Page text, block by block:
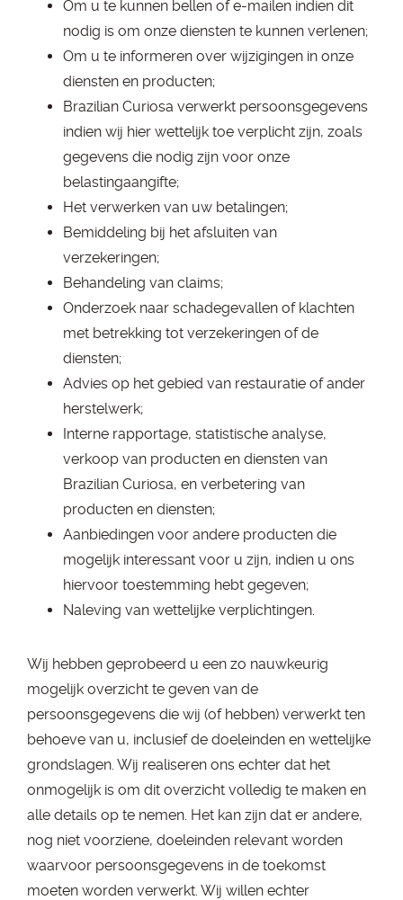
Om u te kunnen bellen of e-mailen indien dit
nodig is om onze diensten te kunnen verlenen;
Om u te informeren over wijzigingen in onze
diensten en producten;
Brazilian Curiosa verwerkt persoonsgegevens
indien wij hier wettelijk toe verplicht zijn, zoals
gegevens die nodig zijn voor onze
belastingaangifte;
Het verwerken van uw betalingen;
Bemiddeling bij het afsluiten van
verzekeringen;
Behandeling van claims;
Onderzoek naar schadegevallen of klachten
met betrekking tot verzekeringen of de
diensten;
Advies op het gebied van restauratie of ander
herstelwerk;
Interne rapportage, statistische analyse,
verkoop van producten en diensten van
Brazilian Curiosa, en verbetering van
producten en diensten;
Aanbiedingen voor andere producten die
mogelijk interessant voor u zijn, indien u ons
hiervoor toestemming hebt gegeven;
Naleving van wettelijke verplichtingen.
Wij hebben geprobeerd u een zo nauwkeurig
mogelijk overzicht te geven van de
persoonsgegevens die wij (of hebben) verwerkt ten
behoeve van u, inclusief de doeleinden en wettelijke
grondslagen. Wij realiseren ons echter dat het
onmogelijk is om dit overzicht volledig te maken en
alle details op te nemen. Het kan zijn dat er andere,
nog niet voorziene, doeleinden relevant worden
waarvoor persoonsgegevens in de toekomst
moeten worden verwerkt. Wij willen echter